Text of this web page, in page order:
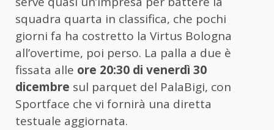
squadra quarta in classifica, che pochi
giorni fa ha costretto la Virtus Bologna
all’overtime, poi perso. La palla a due è
fissata alle ore 20:30 di venerdì 30
dicembre sul parquet del PalaBigi, con
Sportface che vi fornirà una diretta
testuale aggiornata.